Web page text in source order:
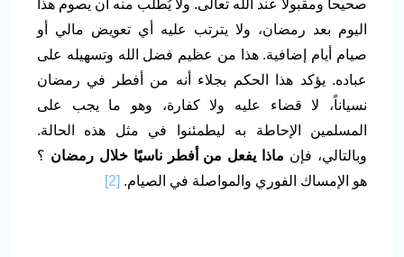
صحيحاً ومقبولاً عند الله تعالى. ولا يُطلب منه أن يصوم هذا
اليوم بعد رمضان، ولا يترتب عليه أي تعويض مالي أو
صيام أيام إضافية. هذا من عظيم فضل الله وتسهيله على
عباده. يؤكد هذا الحكم بجلاء أنه من أفطر في رمضان
نسياناً، لا قضاء عليه ولا كفارة، وهو ما يجب على
المسلمين الإحاطة به ليطمئنوا في مثل هذه الحالة.
وبالتالي، فإن ماذا يفعل من أفطر ناسيًا خلال رمضان ؟
هو الإمساك الفوري والمواصلة في الصيام. [2]